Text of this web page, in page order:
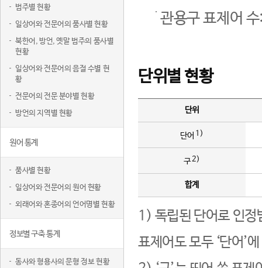
범주별 현황
일상어와 전문어의 품사별 현황
북한어, 방언, 옛말 범주의 품사별
현황
일상어와 전문어의 음절 수별 현
황
전문어의 전문 분야별 현황
방언의 지역별 현황
원어 통계
품사별 현황
일상어와 전문어의 원어 현황
외래어와 혼종어의 언어명별 현황
정보별 구축 통계
동사와 형용사의 문형 정보 현황
관용구 표제어
단위별 현황
단위
단어 1)
구2)
합계
1) 독립된 단어로 인정
표제어도 모두 ‘단어’